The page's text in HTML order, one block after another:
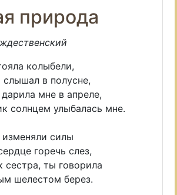
природа
колыбели,
слышал в полусне,
мне в апреле,
солнцем улыбалась мне.
силы
горечь слез,
ты говорила
шелестом берез.